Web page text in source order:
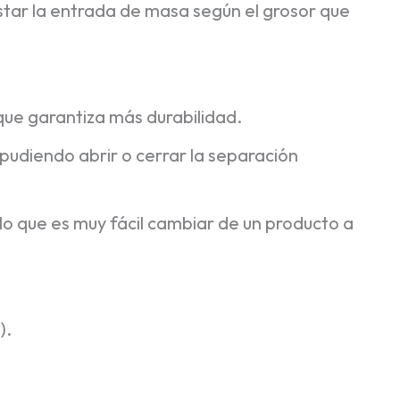
la entrada de masa según el grosor que
garantiza más durabilidad.
abrir o cerrar la separación
es muy fácil cambiar de un producto a